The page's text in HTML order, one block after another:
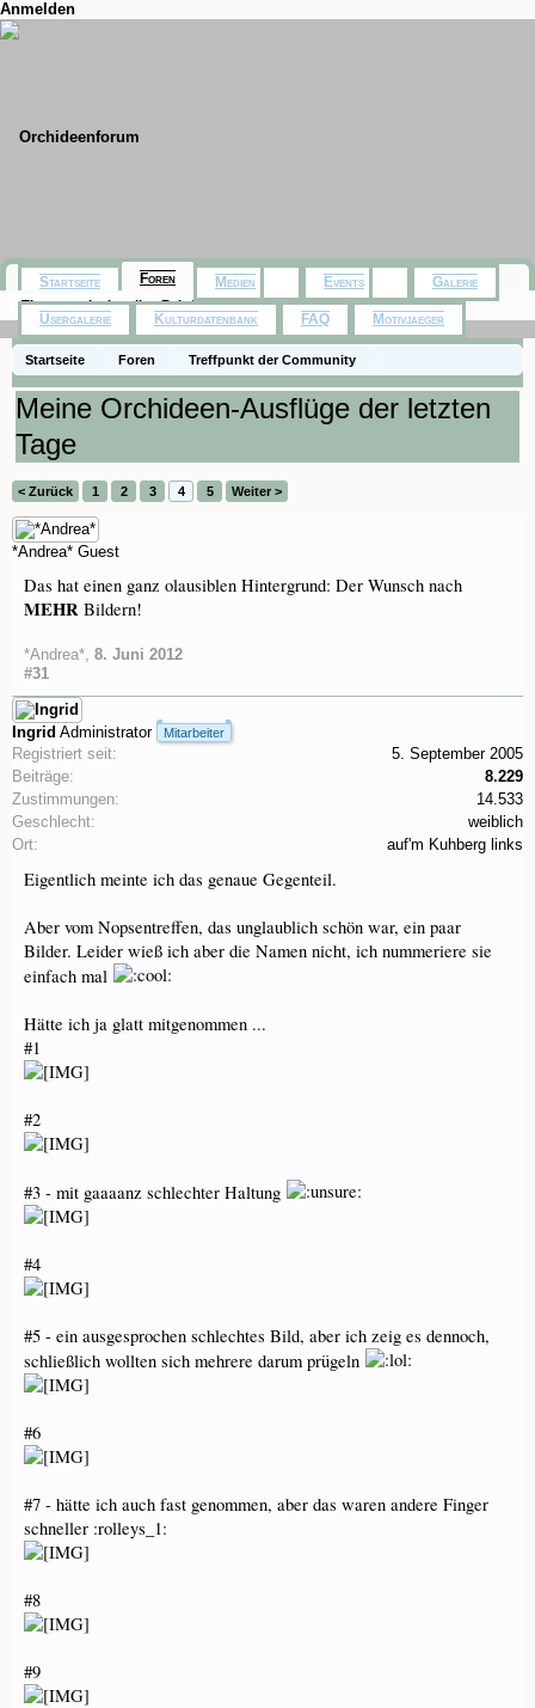
Anmelden
Startseite Foren
Treffpunkt der Community
Orchideenfotos (Naturformen)
Meine Orchideen-Ausflüge der letzten
Tage
< Zurück 1 2 3 4 5 Weiter >
*Andrea* Guest
Das hat einen ganz olausiblen Hintergrund: Der Wunsch nach
MEHR Bildern!
*Andrea*, 8. Juni 2012
#31
Ingrid Administrator Mitarbeiter
Registriert seit:
5. September 2005
Beiträge:
8.229
Zustimmungen:
14.533
Geschlecht:
weiblich
Ort:
auf'm Kuhberg links
Eigentlich meinte ich das genaue Gegenteil.
Aber vom Nopsentreffen, das unglaublich schön war, ein paar
Bilder. Leider wieß ich aber die Namen nicht, ich nummeriere sie
einfach mal
Hätte ich ja glatt mitgenommen ...
#1
#2
#3 - mit gaaaanz schlechter Haltung
#4
#5 - ein ausgesprochen schlechtes Bild, aber ich zeig es dennoch,
schließlich wollten sich mehrere darum prügeln
#6
#7 - hätte ich auch fast genommen, aber das waren andere Finger
schneller :rolleys_1:
#8
#9
Startseite Foren
Themen mit aktuellen Beiträgen
Medien Events Galerie
Usergalerie Kulturdatenbank FAQ Motivjaeger